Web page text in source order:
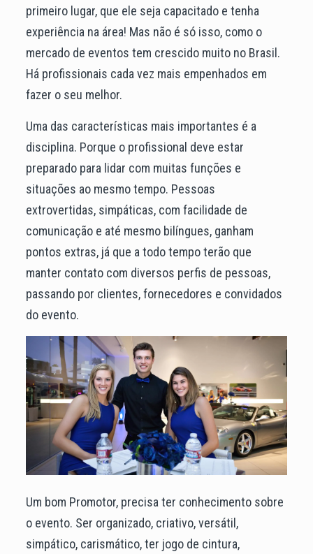
primeiro lugar, que ele seja capacitado e tenha
experiência na área! Mas não é só isso, como o
mercado de eventos tem crescido muito no Brasil.
Há profissionais cada vez mais empenhados em
fazer o seu melhor.
Uma das características mais importantes é a
disciplina. Porque o profissional deve estar
preparado para lidar com muitas funções e
situações ao mesmo tempo. Pessoas
extrovertidas, simpáticas, com facilidade de
comunicação e até mesmo bilíngues, ganham
pontos extras, já que a todo tempo terão que
manter contato com diversos perfis de pessoas,
passando por clientes, fornecedores e convidados
do evento.
Um bom Promotor, precisa ter conhecimento sobre
o evento. Ser organizado, criativo, versátil,
simpático, carismático, ter jogo de cintura,